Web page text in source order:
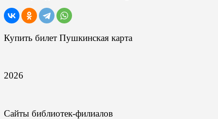
Купить билет Пушкинская карта
2026
Сайты библиотек-филиалов